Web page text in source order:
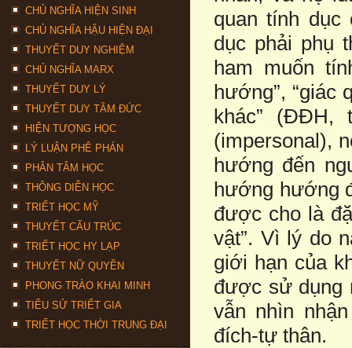
CHỦ NGHĨA HIỆN SINH
CHỦ NGHĨA HẬU HIỆN ĐẠI
THUYẾT DUY NGHIỆM
CHỦ NGHĨA MARX
THUYẾT DUY LÝ
THUYẾT DUY TÂM ĐỨC
HIỆN TƯỢNG HỌC
LÝ LUẬN PHÊ PHÁN
PHÂN TÂM HỌC
THÔNG DIỄN HỌC
TRIẾT HỌC MỸ
THUYẾT CẤU TRÚC
TRIẾT HỌC HY LẠP
THUYẾT NỮ QUYỀN
PHONG TRÀO KHAI MINH
TIỂU SỬ TRIẾT GIA
TRIẾT HỌC THỜI TRUNG ĐẠI
quan tính dục
dục phải phụ
ham muốn
hướng”, “giác
khác” (ĐĐH,
(impersonal),
hướng đến
hướng hướng
được cho là
vật”. Vì lý do
giới hạn của
được sử dụng
vẫn nhìn
đích-tự thân.